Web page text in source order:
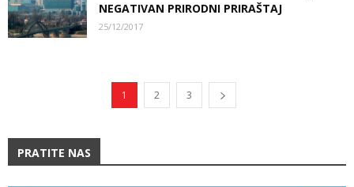
NEGATIVAN PRIRODNI PRIRAŠTAJ
25/12/2017
1 2 3
PRATITE NAS